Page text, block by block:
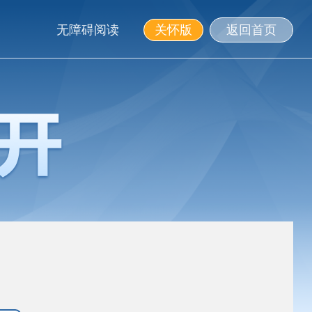
无障碍阅读 关怀版 返回首页